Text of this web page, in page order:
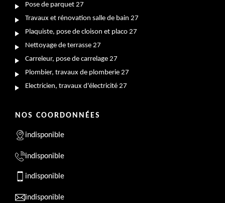
Pose de parquet 27
Travaux et rénovation salle de bain 27
Plaquiste, pose de cloison et placo 27
Nettoyage de terrasse 27
Carreleur, pose de carrelage 27
Plombier, travaux de plomberie 27
Electricien, travaux d'électricité 27
NOS COORDONNÉES
indisponible
indisponible
indisponible
indisponible